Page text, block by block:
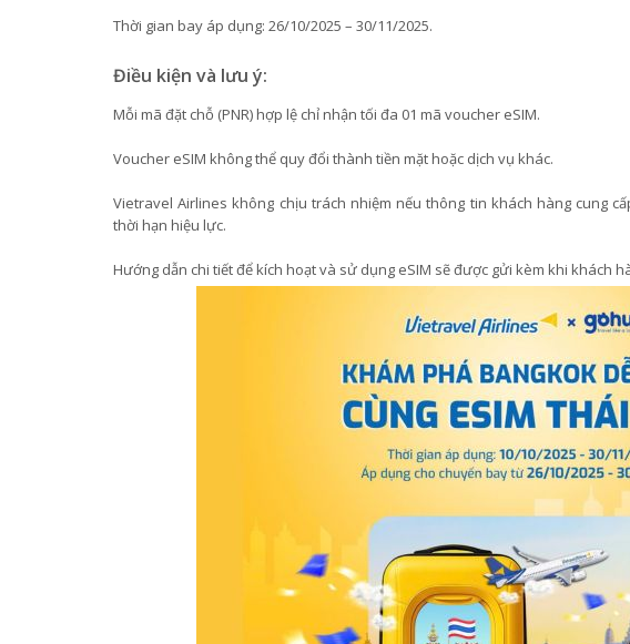
Thời gian bay áp dụng: 26/10/2025 – 30/11/2025.
Điều kiện và lưu ý:
Mỗi mã đặt chỗ (PNR) hợp lệ chỉ nhận tối đa 01 mã voucher eSIM.
Voucher eSIM không thể quy đổi thành tiền mặt hoặc dịch vụ khác.
Vietravel Airlines không chịu trách nhiệm nếu thông tin khách hàng cung
thời hạn hiệu lực.
Hướng dẫn chi tiết để kích hoạt và sử dụng eSIM sẽ được gửi kèm khi khách